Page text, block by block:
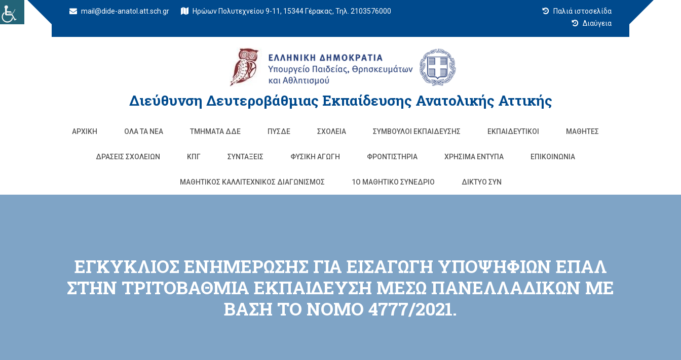
mail@dide-anatol.att.sch.gr Ηρώων Πολυτεχνείου 9-11, 15344 Γέρακας, Τηλ. 2103576000
Παλιά ιστοσελίδα
Διαύγεια
Διεύθυνση Δευτεροβάθμιας Εκπαίδευσης Ανατολικής Αττικής
ΑΡΧΙΚΉ ΌΛΑ ΤΑ ΝΈΑ ΤΜΉΜΑΤΑ ΔΔΕ ΠΥΣΔΕ ΣΧΟΛΕΊΑ ΣΥΜΒΟΥΛΟΙ ΕΚΠΑΙΔΕΥΣΗΣ ΕΚΠΑΙΔΕΥΤΙΚΟΊ ΜΑΘΗΤΈΣ
ΔΡΆΣΕΙΣ ΣΧΟΛΕΊΩΝ ΚΠΓ ΣΥΝΤΑΞΕΙΣ ΦΥΣΙΚΉ ΑΓΩΓΉ ΦΡΟΝΤΙΣΤΉΡΙΑ ΧΡΗΣΙΜΑ ΕΝΤΥΠΑ ΕΠΙΚΟΙΝΩΝΊΑ
ΜΑΘΗΤΙΚΟΣ ΚΑΛΛΙΤΕΧΝΙΚΟΣ ΔΙΑΓΩΝΙΣΜΟΣ 1O ΜΑΘΗΤΙΚΟ ΣΥΝΕΔΡΙΟ ΔΙΚΤΥΟ ΣΥΝ
ΕΓΚΥΚΛΙΟΣ ΕΝΗΜΕΡΩΣΗΣ ΓΙΑ ΕΙΣΑΓΩΓΗ ΥΠΟΨΗΦΙΩΝ ΕΠΑΛ
ΣΤΗΝ ΤΡΙΤΟΒΑΘΜΙΑ ΕΚΠΑΙΔΕΥΣΗ ΜΕΣΩ ΠΑΝΕΛΛΑΔΙΚΩΝ ΜΕ
ΒΑΣΗ ΤΟ ΝΟΜΟ 4777/2021.